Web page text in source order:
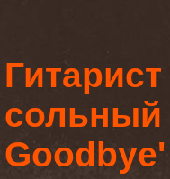
сольный
Goodbye'